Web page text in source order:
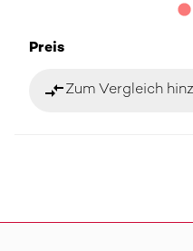
Preis
compare_arrowsZum Vergleich